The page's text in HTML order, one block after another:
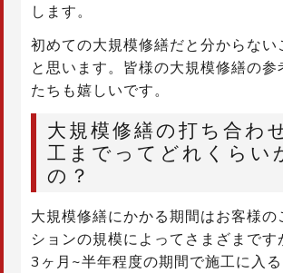
します。
初めての大規模修繕だと分からない
と思います。皆様の大規模修繕の参
たちも嬉しいです。
大規模修繕の打ち合わ
工までってどれくらい
の？
大規模修繕にかかる期間はお客様の
ションの規模によってさまざまです
3ヶ月~半年程度の期間で施工に入